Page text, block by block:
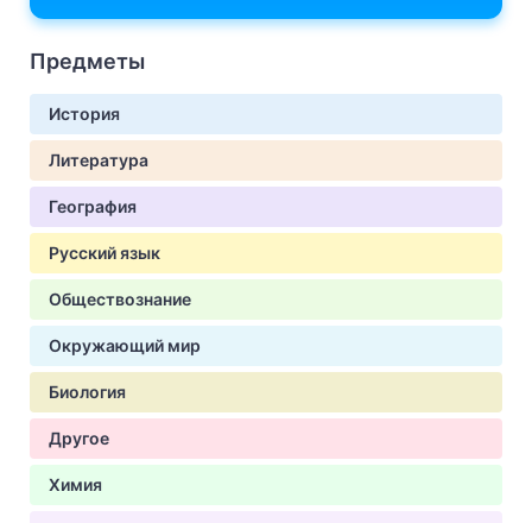
Предметы
История
Литература
География
Русский язык
Обществознание
Окружающий мир
Биология
Другое
Химия